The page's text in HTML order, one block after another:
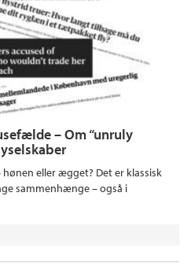
– Om “unruly
eller ægget? Det er klassisk
sammenhænge – også i